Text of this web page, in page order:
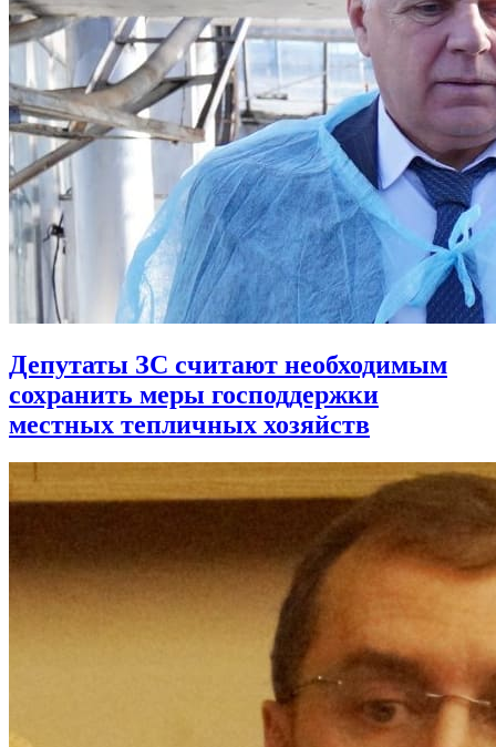
Депутаты ЗС считают необходимым
сохранить меры господдержки
местных тепличных хозяйств